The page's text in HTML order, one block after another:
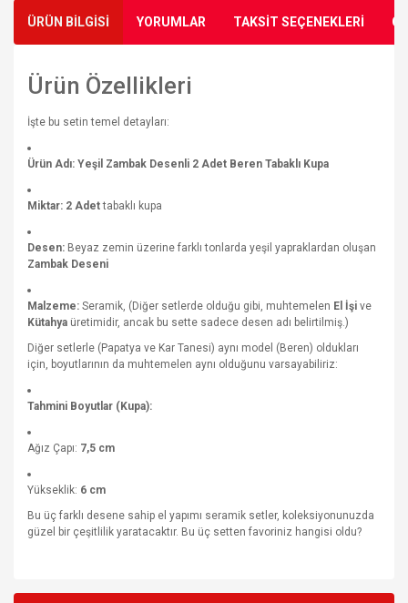
ÜRÜN BİLGİSİ YORUMLAR TAKSİT SEÇENEKLERİ
Ürün Özellikleri
İşte bu setin temel detayları:
Ürün Adı: Yeşil Zambak Desenli 2 Adet Beren Tabaklı Kupa
Miktar: 2 Adettabaklı kupa
Desen: Beyaz zemin üzerine farklı tonlarda yeşil yapraklardan oluşan
Zambak Deseni
Malzeme: Seramik, (Diğer setlerde olduğu gibi, muhtemelen El İşi ve
Kütahya üretimidir, ancak bu sette sadece desen adı belirtilmiş.)
Diğer setlerle (Papatya ve Kar Tanesi) aynı model (Beren) oldukları
için, boyutlarının da muhtemelen aynı olduğunu varsayabiliriz:
Tahmini Boyutlar (Kupa):
Ağız Çapı: 7,5 cm
Yükseklik: 6 cm
Bu üç farklı desene sahip el yapımı seramik setler, koleksiyonunuzda
güzel bir çeşitlilik yaratacaktır. Bu üç setten favoriniz hangisi oldu?